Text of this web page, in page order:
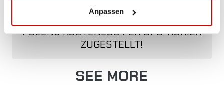
Anpassen
ALLE BESTELLUNGEN IN UNSEREM
SHOP WERDEN IHNEN INNERHALB
POLENS KOSTENLOS PER DPD-KURIER
ZUGESTELLT!
SEE MORE